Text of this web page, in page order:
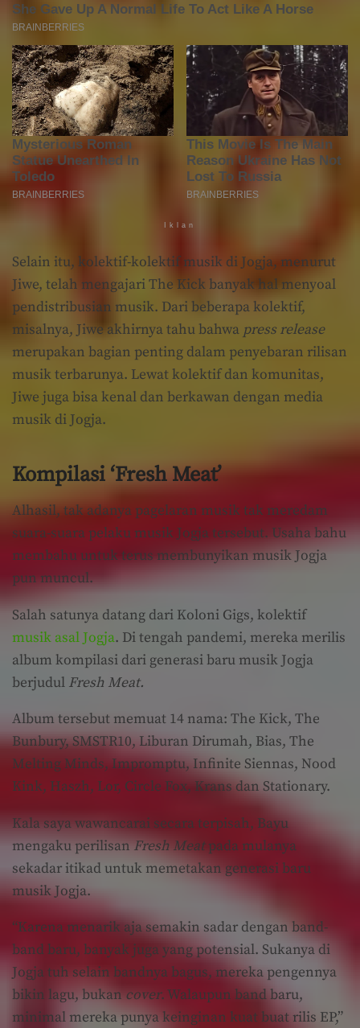
Iklan
Selain itu, kolektif-kolektif musik di Jogja, menurut
Jiwe, telah mengajari The Kick banyak hal menyoal
pendistribusian musik. Dari beberapa kolektif,
misalnya, Jiwe akhirnya tahu bahwa press release
merupakan bagian penting dalam penyebaran rilisan
musik terbarunya. Lewat kolektif dan komunitas,
Jiwe juga bisa kenal dan berkawan dengan media
musik di Jogja.
Kompilasi ‘Fresh Meat’
Alhasil, tak adanya pagelaran musik tak meredam
suara-suara pelaku musik Jogja tersebut. Usaha bahu
membahu untuk terus membunyikan musik Jogja
pun muncul.
Salah satunya datang dari Koloni Gigs, kolektif
musik asal Jogja. Di tengah pandemi, mereka merilis
album kompilasi dari generasi baru musik Jogja
berjudul Fresh Meat.
Album tersebut memuat 14 nama: The Kick, The
Bunbury, SMSTR10, Liburan Dirumah, Bias, The
Melting Minds, Impromptu, Infinite Siennas, Nood
Kink, Haszh, Lor, Circle Fox, Krans dan Stationary.
Kala saya wawancarai secara terpisah, Bayu
mengaku perilisanFresh Meatpada mulanya
sekadar itikad untuk memetakan generasi baru
musik Jogja.
“Karena menarik aja semakin sadar dengan band-
band baru, banyak juga yang potensial. Sukanya di
Jogja tuh selain bandnya bagus, mereka pengennya
bikin lagu, bukan cover. Walaupun band baru,
minimal mereka punya keinginan kuat buat rilis EP,”